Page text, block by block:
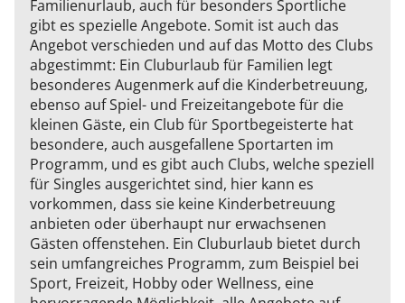
Familienurlaub, auch für besonders Sportliche
gibt es spezielle Angebote. Somit ist auch das
Angebot verschieden und auf das Motto des Clubs
abgestimmt: Ein Cluburlaub für Familien legt
besonderes Augenmerk auf die Kinderbetreuung,
ebenso auf Spiel- und Freizeitangebote für die
kleinen Gäste, ein Club für Sportbegeisterte hat
besondere, auch ausgefallene Sportarten im
Programm, und es gibt auch Clubs, welche speziell
für Singles ausgerichtet sind, hier kann es
vorkommen, dass sie keine Kinderbetreuung
anbieten oder überhaupt nur erwachsenen
Gästen offenstehen. Ein Cluburlaub bietet durch
sein umfangreiches Programm, zum Beispiel bei
Sport, Freizeit, Hobby oder Wellness, eine